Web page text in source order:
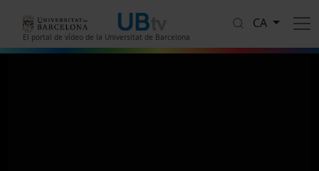
El portal de vídeo de la Universitat de Barcelona
CA